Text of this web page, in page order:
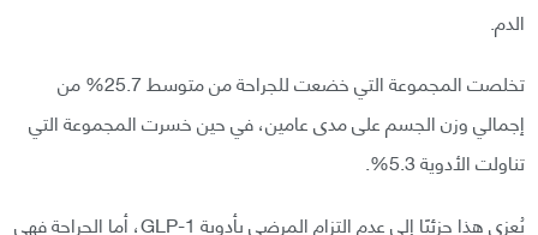
الدم.
تخلصت المجموعة التي خضعت للجراحة من متوسط 25.7% من
إجمالي وزن الجسم على مدى عامين، في حين خسرت المجموعة التي
تناولت الأدوية 5.3%.
يُعزى هذا جزئيًا إلى عدم التزام المرضى بأدوية GLP-1، أما الجراحة فهي